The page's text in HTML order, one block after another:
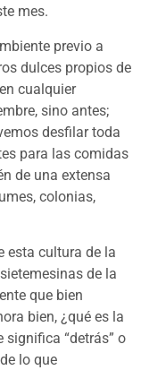
mes.
previo a
dulces propios de
cualquier
sino antes;
desfilar toda
para las comidas
de una extensa
colonias,
esta cultura de la
de la
que bien
bien, ¿qué es la
significa “detrás” o
lo que